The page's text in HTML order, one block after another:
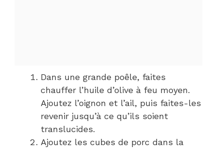
Dans une grande poêle, faites
chauffer l’huile d’olive à feu moyen.
Ajoutez l’oignon et l’ail, puis faites-les
revenir jusqu’à ce qu’ils soient
translucides.
Ajoutez les cubes de porc dans la